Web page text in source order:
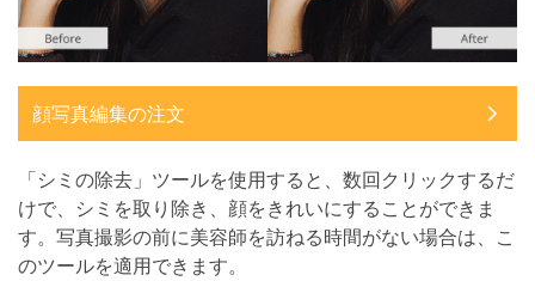
顔写真編集の注文
「シミの除去」ツールを使用すると、数回クリックするだ
けで、シミを取り除き、顔をきれいにすることができま
す。写真撮影の前に美容師を訪ねる時間がない場合は、こ
のツールを適用できます。